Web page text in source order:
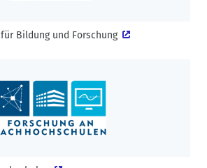
Bildung und Forschung